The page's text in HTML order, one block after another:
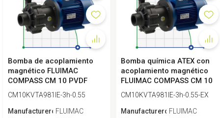
Bomba de acoplamiento
magnético FLUIMAC
COMPASS CM 10 PVDF
para productos quí...
CM10KVTA981IE-3h-0.55
Manufacturero FLUIMAC
Bomba química ATEX con
acoplamiento magnético
FLUIMAC COMPASS CM 10
PVDF, 0,5...
CM10KVTA981IE-3h-0.55-EX
Manufacturero FLUIMAC